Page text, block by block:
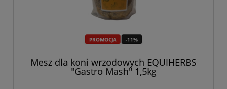
PROMOCJA -11%
Mesz dla koni wrzodowych EQUIHERBS
"Gastro Mash" 1,5kg